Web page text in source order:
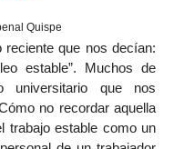
Quispe
que nos decían:
estable”. Muchos de
universitario que nos
no recordar aquella
trabajo estable como un